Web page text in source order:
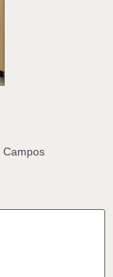
Campos